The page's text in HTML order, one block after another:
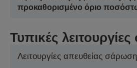
προκαθορισμένο όριο
Τυπικές
Λειτουργίες απευθείας